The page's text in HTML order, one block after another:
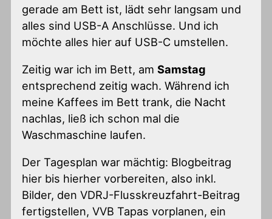
gerade am Bett ist, lädt sehr langsam und
alles sind USB-A Anschlüsse. Und ich
möchte alles hier auf USB-C umstellen.
Zeitig war ich im Bett, amSamstag
entsprechend zeitig wach. Während ich
meine Kaffees im Bett trank, die Nacht
nachlas, ließ ich schon mal die
Waschmaschine laufen.
Der Tagesplan war mächtig: Blogbeitrag
hier bis hierher vorbereiten, also inkl.
Bilder, den VDRJ-Flusskreuzfahrt-Beitrag
fertigstellen, VVB Tapas vorplanen, ein